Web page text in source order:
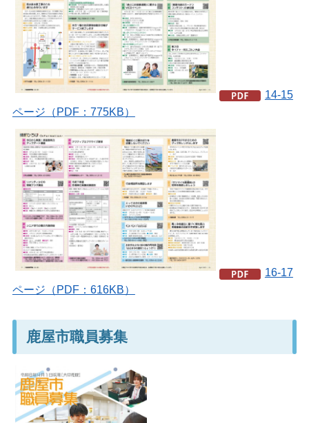
14-15
ページ（PDF：775KB）
16-17
ページ（PDF：616KB）
鹿屋市職員募集